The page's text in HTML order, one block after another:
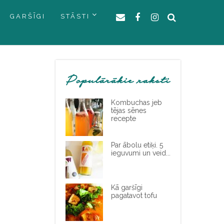
GARŠĪGI STĀSTI
Populārākie raksti
Kombuchas jeb
tējas sēnes
recepte
Par ābolu etiķi. 5
ieguvumi un veid...
Kā garšīgi
pagatavot tofu